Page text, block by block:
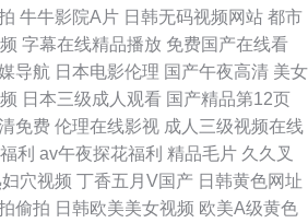
牛牛影院A片 日韩无码视频网站 都市
字幕在线精品播放 免费国产在线看
导航 日本电影伦理 国产午夜高清 美女
日本三级成人观看 国产精品第12页
免费 伦理在线影视 成人三级视频在线
利 av午夜探花福利 精品毛片 久久叉
穴视频 丁香五月V国产 日韩黄色网址
偷拍 日韩欧美美女视频 欧美A级黄色